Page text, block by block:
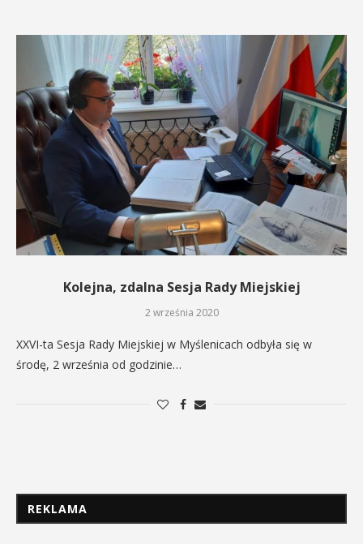
Kolejna, zdalna Sesja Rady Miejskiej
2 września 2020
XXVI-ta Sesja Rady Miejskiej w Myślenicach odbyła się w
środę, 2 września od godzinie…
REKLAMA